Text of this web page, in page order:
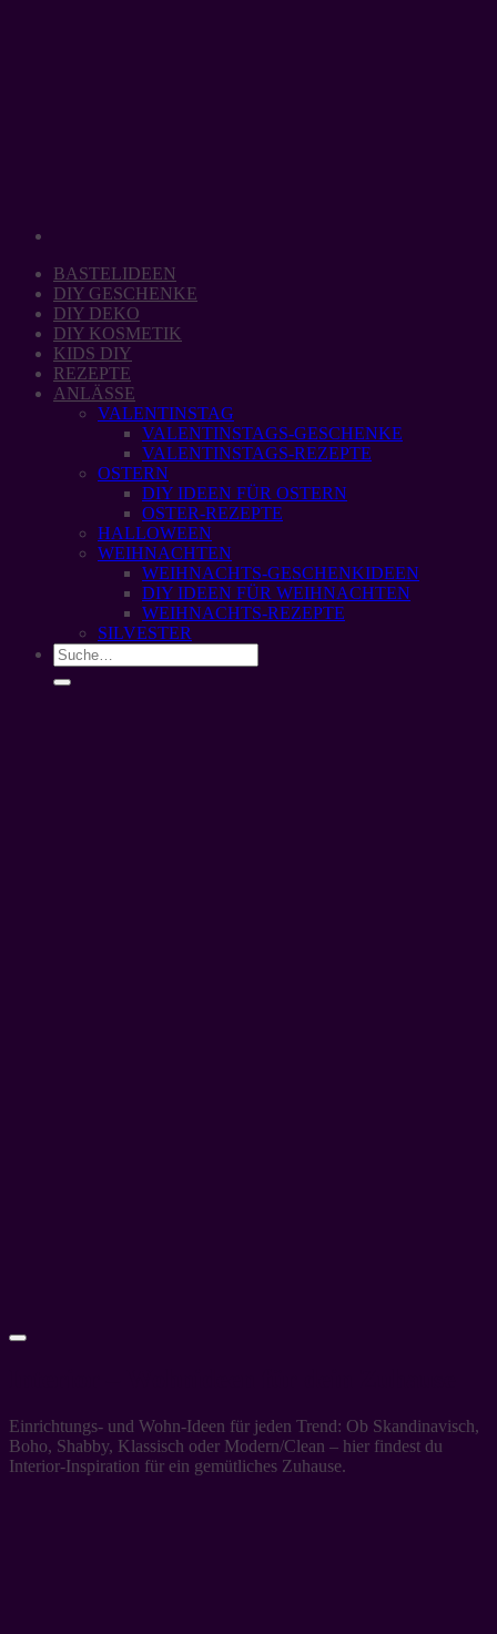
BASTELIDEEN
DIY GESCHENKE
DIY DEKO
DIY KOSMETIK
KIDS DIY
REZEPTE
ANLÄSSE
VALENTINSTAG
VALENTINSTAGS-GESCHENKE
VALENTINSTAGS-REZEPTE
OSTERN
DIY IDEEN FÜR OSTERN
OSTER-REZEPTE
HALLOWEEN
WEIHNACHTEN
WEIHNACHTS-GESCHENKIDEEN
DIY IDEEN FÜR WEIHNACHTEN
WEIHNACHTS-REZEPTE
SILVESTER
Einrichtungs- und Wohn-Ideen für jeden Trend: Ob Skandinavisch,
Boho, Shabby, Klassisch oder Modern/Clean – hier findest du
Interior-Inspiration für ein gemütliches Zuhause.